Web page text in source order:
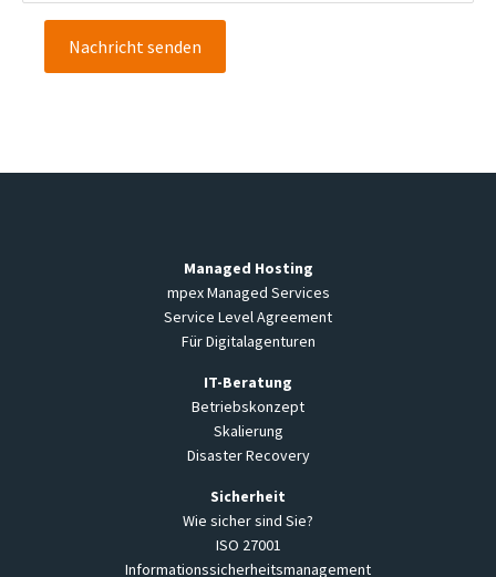
Managed Hosting
mpex Managed Services
Service Level Agreement
Für Digitalagenturen
IT-Beratung
Betriebskonzept
Skalierung
Disaster Recovery
Sicherheit
Wie sicher sind Sie?
ISO 27001
Informationssicherheitsmanagement